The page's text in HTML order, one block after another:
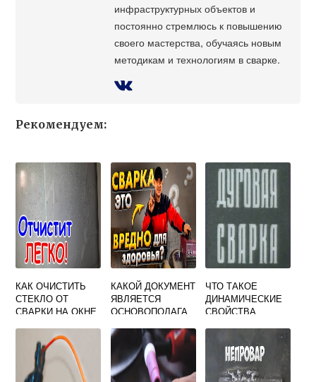
инфраструктурных объектов и
постоянно стремлюсь к повышению
своего мастерства, обучаясь новым
методикам и технологиям в сварке.
Рекомендуем:
КАК ОЧИСТИТЬ
СТЕКЛО ОТ
СВАРКИ НА ОКНЕ
КАКОЙ ДОКУМЕНТ
ЯВЛЯЕТСЯ
ОСНОВОПОЛАГА
ПРОИЗВОДСТВЕ
СВАРОЧНЫХ
РАБОТ НА ОПО
ЧТО ТАКОЕ
ДИНАМИЧЕСКИЕ
СВОЙСТВА
ПИТАНИЯ